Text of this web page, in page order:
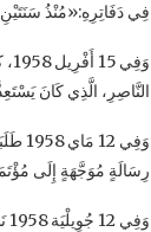
فِي دَفَاتِرِهِ:«مُنْذُ
النَّاصِرِ، الَّذِي كَانَ
رِسَالَةٍ مُوَجَّهَةٍ إِلَى